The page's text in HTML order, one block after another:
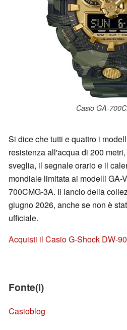
Casio GA-
Si dice che tutti e quattro i
resistenza all'acqua di 200
sveglia, il segnale orario e il
mondiale limitata ai modelli GA-
700CMG-3A. Il lancio della
giugno 2026, anche se non è
ufficiale.
Acquisti il Casio G-Shock DW-
Fonte(i)
Casioblog